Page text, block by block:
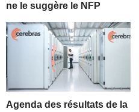
ne le suggère le NFP
Agenda des résultats de la